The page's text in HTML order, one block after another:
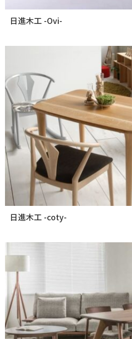
日進木工 -Ovi-
日進木工 -coty-